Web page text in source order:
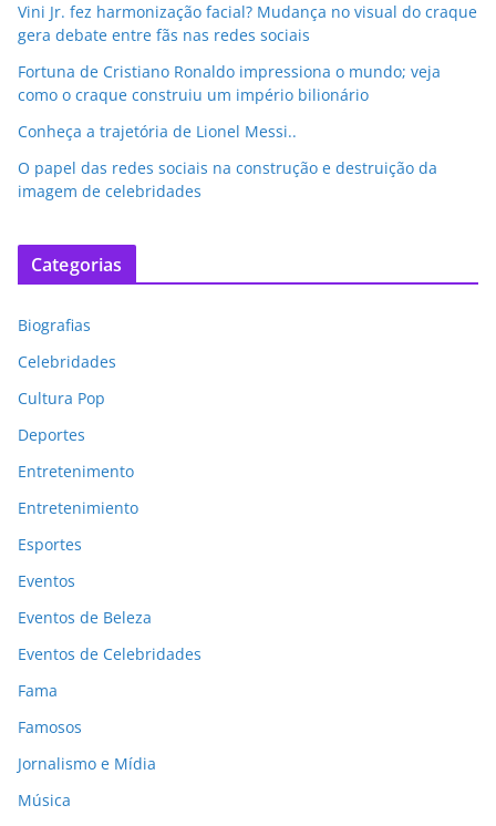
Vini Jr. fez harmonização facial? Mudança no visual do craque
gera debate entre fãs nas redes sociais
Fortuna de Cristiano Ronaldo impressiona o mundo; veja
como o craque construiu um império bilionário
Conheça a trajetória de Lionel Messi..
O papel das redes sociais na construção e destruição da
imagem de celebridades
Categorias
Biografias
Celebridades
Cultura Pop
Deportes
Entretenimento
Entretenimiento
Esportes
Eventos
Eventos de Beleza
Eventos de Celebridades
Fama
Famosos
Jornalismo e Mídia
Música